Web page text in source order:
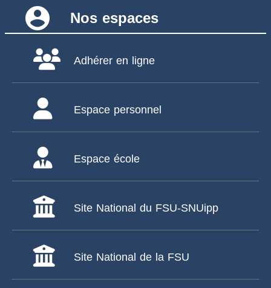
account_circle Nos espaces
Adhérer en ligne
Espace personnel
Espace école
Site National du FSU-SNUipp
Site National de la FSU